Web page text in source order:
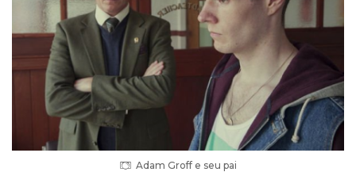
Adam Groff e seu pai